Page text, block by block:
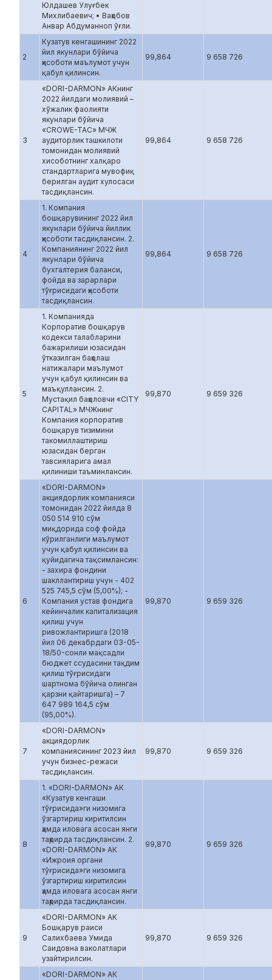
Юлдашев Улуғбек
Михлибаевич; • Ваҳобов
Анвар Абдуманноп ўғли.
2
Кузатув кенгашининг 2022
йил якунлари бўйича
ҳисоботи маълумот учун
қабул қилинсин.
99,864 9 658 726
3
«DORI-DARMON» АКнинг
2022 йилдаги молиявий –
хўжалик фаолияти
якунлари бўйича
«CROWE-TAC» МЧЖ
аудиторлик ташкилоти
томонидан молиявий
хисоботнинг халқаро
стандартларига мувофиқ
берилган аудит хулосаси
тасдиқлансин.
99,864 9 658 726
4
1. Компания
бошқарувининг 2022 йил
якунлари бўйича йиллик
ҳисоботи тасдиқлансин. 2.
Компаниянинг 2022 йил
якунлари бўйича
бухгалтерия баланси,
фойда ва зарарлари
тўғрисидаги ҳисоботи
тасдиқлансин.
99,864 9 658 726
5
1. Компанияда
Корпоратив бошқарув
кодекси талабларини
бажарилиши юзасидан
ўтказилган баҳолаш
натижалари маълумот
учун қабул қилинсин ва
маъқуллансин. 2.
Мустақил баҳоловчи «CITY
CAPITAL» МЧЖнинг
Компания корпоратив
бошқарув тизимини
такомиллаштириш
юзасидан берган
тавсияларига амал
қилиниши таъминлансин.
99,870 9 659 326
6
«DORI-DARMON»
акциядорлик компанияси
томонидан 2022 йилда 8
050 514 910 сўм
миқдорида соф фойда
кўрилганлиги маълумот
учун қабул қилинсин ва
қуйидагича тақсимлансин:
- захира фондини
шакллантириш учун - 402
525 745,5 сўм (5,00%); -
Компания устав фондига
кейинчалик капитализация
қилиш учун
ривожлантиришга (2018
йил 06 декабрдаги 03-05-
18/50-сонли мақсадли
бюджет ссудасини тақдим
қилиш тўғрисидаги
шартнома бўйича олинган
қарзни қайтаришга) – 7
647 989 164,5 сўм
(95,00%).
99,870 9 659 326
7
«DORI-DARMON»
акциядорлик
компаниясининг 2023 йил
учун бизнес-режаси
тасдиқлансин.
99,870 9 659 326
8
1. «DORI-DARMON» АК
«Кузатув кенгаши
тўғрисида»ги низомига
ўзгартириш киритилсин
ҳамда иловага асосан янги
таҳрирда тасдиқлансин. 2.
«DORI-DARMON» АК
«Ижроия органи
тўғрисида»ги низомига
ўзгартириш киритилсин
ҳамда иловага асосан янги
таҳрирда тасдиқлансин.
99,870 9 659 326
9
«DORI-DARMON» AK
Бошқарув раиси
Салихбаева Умида
Саидовна ваколатлари
узайтирилсин.
99,870 9 659 326
«DORI-DARMON» АК